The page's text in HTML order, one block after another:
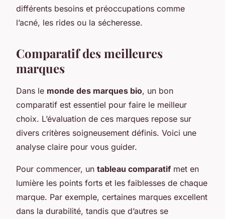
différents besoins et préoccupations comme
l’acné, les rides ou la sécheresse.
Comparatif des meilleures
marques
Dans le monde des marques bio, un bon
comparatif est essentiel pour faire le meilleur
choix. L’évaluation de ces marques repose sur
divers critères soigneusement définis. Voici une
analyse claire pour vous guider.
Pour commencer, un tableau comparatif met en
lumière les points forts et les faiblesses de chaque
marque. Par exemple, certaines marques excellent
dans la durabilité, tandis que d’autres se